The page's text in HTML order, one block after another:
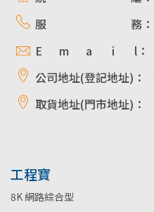
服 務：
E m a i l：
公司地址(登記地址)：
取貨地址(門市地址)：
工程寶
8K 網路綜合型